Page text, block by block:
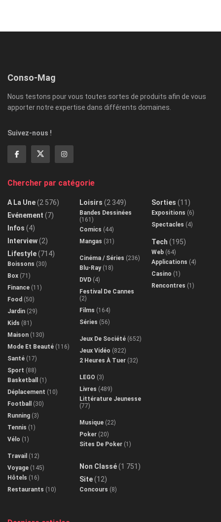
Conso-Mag
Nous testons pour vous toutes sortes de produits afin de vous
apporter notre expertise dans différents domaines.
Suivez-nous !
Chercher par catégorie
A La Une(2 576)
Evénement (7)
Infos (4)
Interview(2)
Lifestyle(714)
Boissons (30)
Box (71)
Finance (11)
Food (50)
Jardin (29)
Kids (81)
Maison (130)
Mode Et Beauté (116)
Santé (17)
Sport (88)
Basketball
(1)
Déplacement (10)
Football
(30)
Running (3)
Tennis (1)
Vélo (1)
Travail (12)
Voyage (145)
Hôtels (16)
Restaurants (10)
Loisirs (2 349)
Bandes Dessinées
(161)
Comics (44)
Mangas (31)
Cinéma / Séries (236)
Blu-Ray(18)
DVD (4)
Festival De Cannes
(2)
Films (164)
Séries (56)
Jeux De Société (652)
Jeux Vidéo (822)
2 Heures À Tuer (32)
LEGO (3)
Livres (489)
Littérature Jeunesse
(77)
Musique (22)
Poker (20)
Sites De Poker (1)
Non Classé(1 751)
Site(12)
Concours (8)
Sorties (11)
Expositions (6)
Spectacles (4)
Tech (195)
Web (64)
Applications (4)
Casino (1)
Rencontres (1)